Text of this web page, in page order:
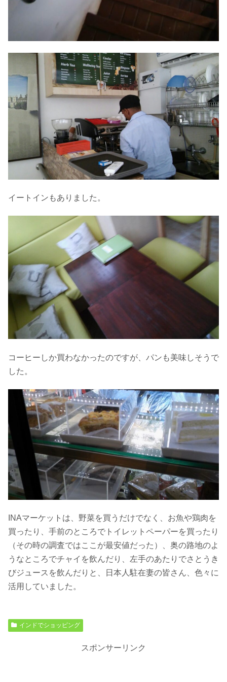
イートインもありました。
コーヒーしか買わなかったのですが、パンも美味しそうで
した。
INAマーケットは、野菜を買うだけでなく、お魚や鶏肉を
買ったり、手前のところでトイレットペーパーを買ったり
（その時の調査ではここが最安値だった）、奥の路地のよ
うなところでチャイを飲んだり、左手のあたりでさとうき
びジュースを飲んだりと、日本人駐在妻の皆さん、色々に
活用していました。
インドでショッピング
スポンサーリンク